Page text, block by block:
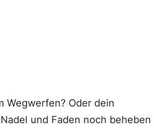
Wegwerfen? Oder dein
und Faden noch beheben